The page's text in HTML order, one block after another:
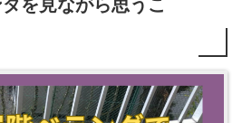
を見ながら思うこ